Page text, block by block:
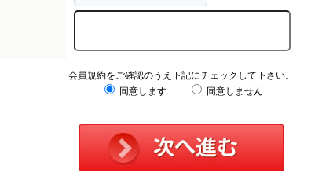
会員規約をご確認のうえ下記にチェックして下さい。
同意します
同意しません